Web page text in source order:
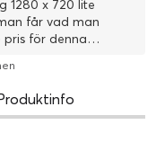
1280 x 720 lite
får vad man
för denna